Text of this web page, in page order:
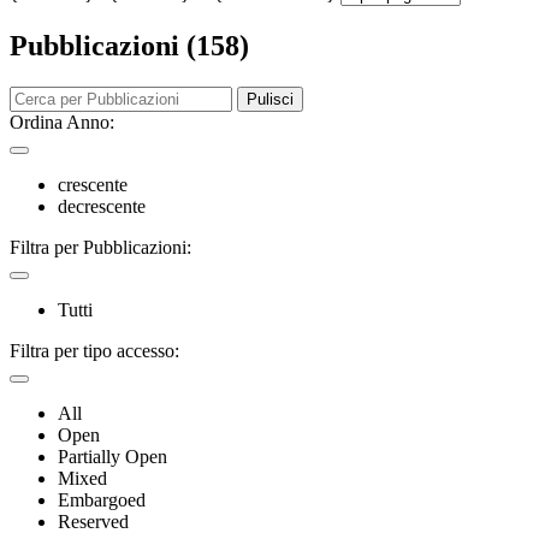
Pubblicazioni (158)
Pulisci
Ordina Anno:
crescente
decrescente
Filtra per Pubblicazioni:
Tutti
Filtra per tipo accesso:
All
Open
Partially Open
Mixed
Embargoed
Reserved